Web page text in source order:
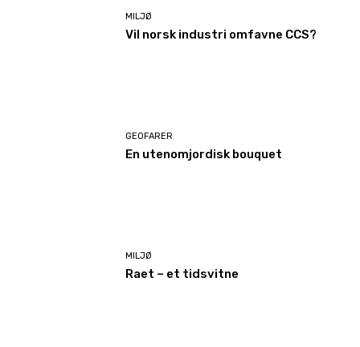
MILJØ
Vil norsk industri omfavne CCS?
GEOFARER
En utenomjordisk bouquet
MILJØ
Raet – et tidsvitne